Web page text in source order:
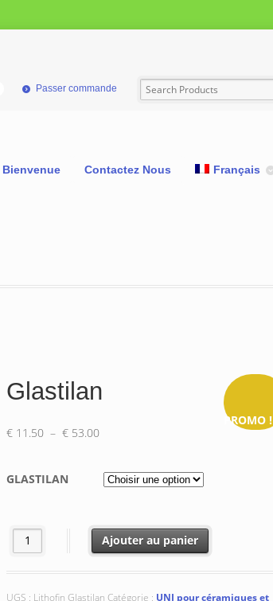
Passer commande
Bienvenue Contactez Nous Français
PROMO !
Glastilan
€11.50 – €53.00Plage
€ 11.50
GLASTILAN
quantité de GlastilanAjouter au panier
UGS : Lithofin Glastilan Catégorie : UNI pour céramiques et